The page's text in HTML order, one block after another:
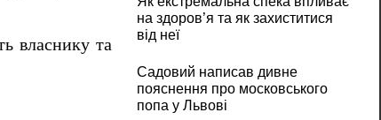
власнику та
на здоров’я та як захиститися
від неї
Садовий написав дивне
пояснення про московського
попа у Львові